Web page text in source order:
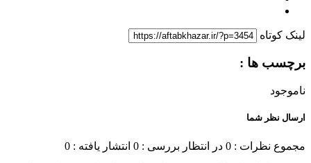
لینک کوتاه
برچسب ها :
ناموجود
ارسال نظر شما
مجموع نظرات : 0 در انتظار بررسی : 0 انتشار یافته : 0